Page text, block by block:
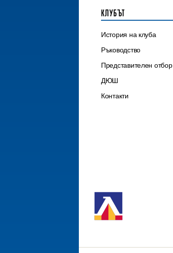
КЛУБЪТ
История на клуба
Ръководство
Представителен отбор
ДЮШ
Контакти